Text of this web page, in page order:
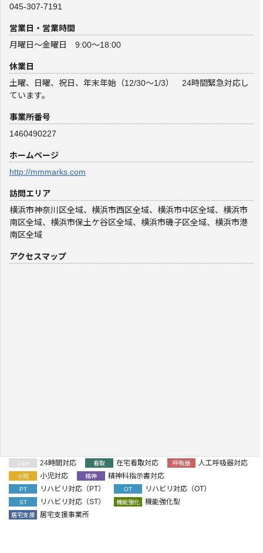
045-307-7191
営業日・営業時間
月曜日～金曜日 9:00～18:00
休業日
土曜、日曜、祝日、年末年始（12/30～1/3） 24時間緊急対応し
ています。
事業所番号
1460490227
ホームページ
http://mmmarks.com
訪問エリア
横浜市神奈川区全域、横浜市西区全域、横浜市中区全域、横浜市
南区全域、横浜市保土ケ谷区全域、横浜市磯子区全域、横浜市港
南区全域
アクセスマップ
24H 24時間対応 看取 在宅看取対応 呼吸器 人工呼吸器対応
小児 小児対応 精神 精神科指示書対応
PT リハビリ対応（PT） OT リハビリ対応（OT）
ST リハビリ対応（ST） 機能強化 機能強化型
居宅支援 居宅支援事業所